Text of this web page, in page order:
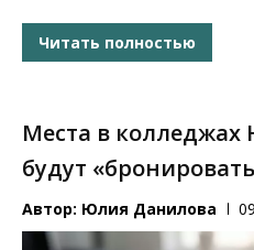
Читать полностью
Места в колледжах
будут
Автор: Юлия Данилова